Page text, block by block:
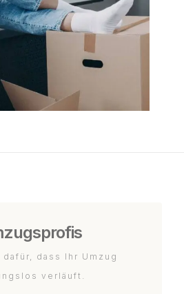
dass Ihr Umzug
verläuft.